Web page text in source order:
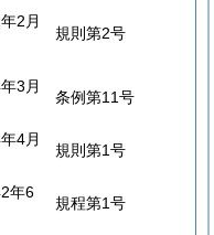
2月
規則第2号
3月
条例第11号
4月
規則第1号
年6
規程第1号